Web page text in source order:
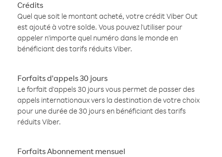
Crédits
Quel que soit le montant acheté, votre crédit Viber Out
est ajouté à votre solde. Vous pouvez l'utiliser pour
appeler n'importe quel numéro dans le monde en
bénéficiant des tarifs réduits Viber.
Forfaits d'appels 30 jours
Le forfait d'appels 30 jours vous permet de passer des
appels internationaux vers la destination de votre choix
pour une durée de 30 jours en bénéficiant des tarifs
réduits Viber.
Forfaits Abonnement mensuel